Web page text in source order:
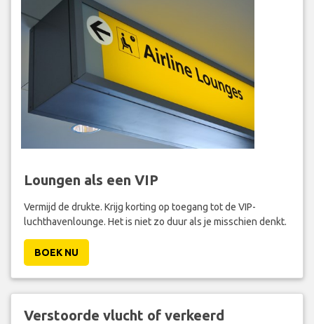
Loungen als een VIP
Vermijd de drukte. Krijg korting op toegang tot de VIP-
luchthavenlounge. Het is niet zo duur als je misschien denkt.
BOEK NU
Verstoorde vlucht of verkeerd